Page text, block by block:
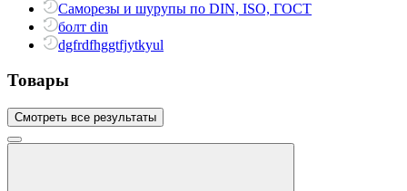
Саморезы и шурупы по DIN, ISO, ГОСТ
болт din
dgfrdfhggtfjytkyul
Товары
Смотреть все результаты